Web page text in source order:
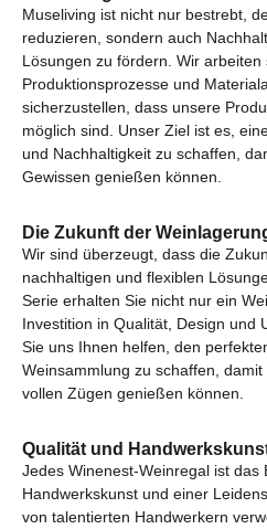
Museliving ist nicht nur bestrebt,
reduzieren, sondern auch
Lösungen zu fördern. Wir
Produktionsprozesse und
sicherzustellen, dass unsere
möglich sind. Unser Ziel ist es,
und Nachhaltigkeit zu schaffen,
Gewissen genießen können.
Die Zukunft der
Wir sind überzeugt, dass die
nachhaltigen und flexiblen
Serie erhalten Sie nicht nur ein
Investition in Qualität, Design und
Sie uns Ihnen helfen, den
Weinsammlung zu schaffen,
vollen Zügen genießen können.
Qualität und
Jedes Winenest-Weinregal ist das
Handwerkskunst und einer
von talentierten Handwerkern